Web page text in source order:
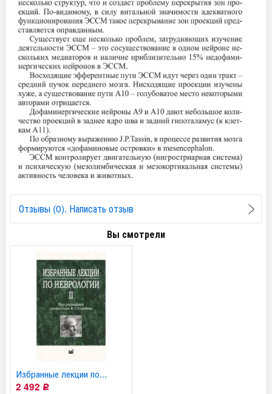
Отзывы (0). Написать отзыв
Вы смотрели
Избранные лекции по...
2 492 Р